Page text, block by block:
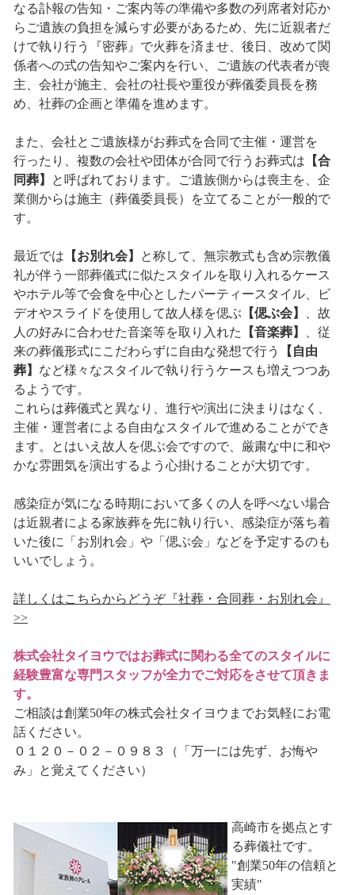
なる訃報の告知・ご案内等の準備や多数の列席者対応か
らご遺族の負担を減らす必要があるため、先に近親者だ
けで執り行う『密葬』で火葬を済ませ、後日、改めて関
係者への式の告知やご案内を行い、ご遺族の代表者が喪
主、会社が施主、会社の社長や重役が葬儀委員長を務
め、社葬の企画と準備を進めます。
また、会社とご遺族様がお葬式を合同で主催・運営を
行ったり、複数の会社や団体が合同で行うお葬式は 【合
同葬】
と呼ばれております。ご遺族側からは喪主を、企
業側からは施主（葬儀委員長）を立てることが一般的で
す。
最近では 【お別れ会】
と称して、無宗教式も含め宗教儀
礼が伴う一部葬儀式に似たスタイルを取り入れるケース
やホテル等で会食を中心としたパーティースタイル、ビ
デオやスライドを使用して故人様を偲ぶ 【偲ぶ会】
、故
人の好みに合わせた音楽等を取り入れた
【音楽葬】
、従
来の葬儀形式にこだわらずに自由な発想で行う
【自由
葬】 など様々なスタイルで執り行うケースも増えつつあ
るようです。
これらは葬儀式と異なり、進行や演出に決まりはなく、
主催・運営者による自由なスタイルで進めることができ
ます。とはいえ故人を偲ぶ会ですので、厳粛な中に和や
かな雰囲気を演出するよう心掛けることが大切です。
感染症が気になる時期において多くの人を呼べない場合
は近親者による家族葬を先に執り行い、感染症が落ち着
いた後に「お別れ会」や「偲ぶ会」などを予定するのも
いいでしょう。
詳しくはこちらからどうぞ『社葬・合同葬・お別れ会』
>>
株式会社タイヨウではお葬式に関わる全てのスタイルに
経験豊富な専門スタッフが全力でご対応をさせて頂きま
す。
ご相談は創業50年の株式会社タイヨウまでお気軽にお電
話ください。
０１２０－０２－０９８３（「万一には先ず、お悔や
み」と覚えてください）
高崎市を拠点とす
る葬儀社です。
"創業50年の信頼と
実績"